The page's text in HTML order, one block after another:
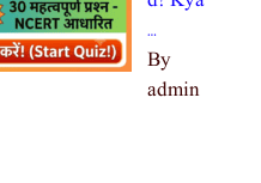
…
By
admin